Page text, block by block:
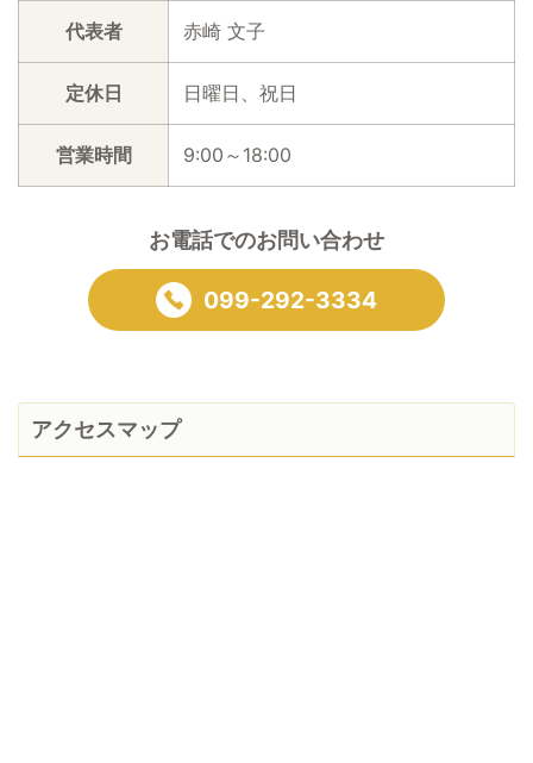
代表者 赤崎 文子
定休日 日曜日、祝日
営業時間 9:00～18:00
お電話でのお問い合わせ
099-292-3334
アクセスマップ